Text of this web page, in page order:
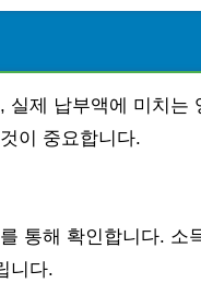
실제 납부액에 미치는
이 중요합니다.
통해 확인합니다. 소
니다.